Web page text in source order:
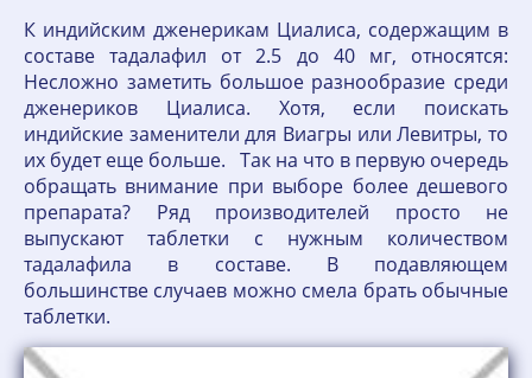
К индийским дженерикам Циалиса, содержащим в
составе тадалафил от 2.5 до 40 мг, относятся:
Несложно заметить большое разнообразие среди
дженериков Циалиса. Хотя, если поискать
индийские заменители для Виагры или Левитры, то
их будет еще больше. Так на что в первую очередь
обращать внимание при выборе более дешевого
препарата? Ряд производителей просто не
выпускают таблетки с нужным количеством
тадалафила в составе. В подавляющем
большинстве случаев можно смела брать обычные
таблетки.